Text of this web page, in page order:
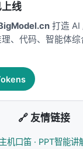
个案例（50个里
获得超过70%的
接近一半的案例
A，三分之一选B
底色。不是意见
该统一。统一反而
线
打造 AI
、代码、智能体
🔗 友情链接
机口笛 · PPT智能讲